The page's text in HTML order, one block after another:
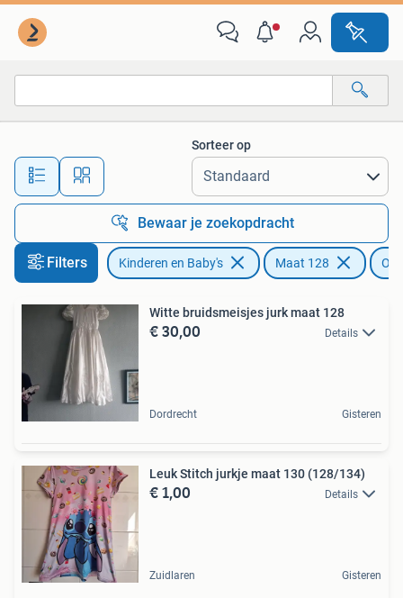
Alle afstanden…
Sorteer op
Bewaar je zoekopdracht
Filters Kinderen en Baby's Maat 128
Witte bruidsmeisjes jurk maat 128
€ 30,00 Details
Dordrecht Gisteren
Leuk Stitch jurkje maat 130 (128/134)
€ 1,00 Details
Zuidlaren Gisteren